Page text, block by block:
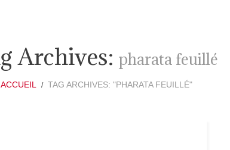
Archives: pharata feuillé
ACCUEIL TAG ARCHIVES: "PHARATA FEUILLÉ"